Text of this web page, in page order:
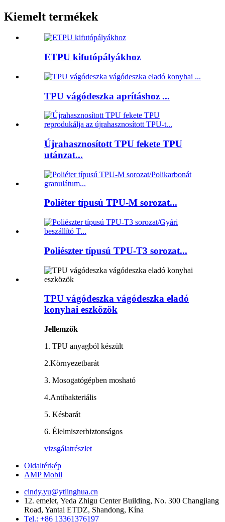
Kiemelt termékek
ETPU kifutópályákhoz
TPU vágódeszka aprításhoz ...
Újrahasznosított TPU fekete TPU
utánzat...
Poliéter típusú TPU-M sorozat...
Poliészter típusú TPU-T3 sorozat...
TPU vágódeszka vágódeszka eladó
konyhai eszközök
Jellemzők
1. TPU anyagból készült
2.Környezetbarát
3. Mosogatógépben mosható
4.Antibakteriális
5. Késbarát
6. Élelmiszerbiztonságos
vizsgálatrészlet
Oldaltérkép
AMP Mobil
cindy.yu@ytlinghua.cn
12. emelet, Yeda Zhigu Center Building, No. 300 Changjiang
Road, Yantai ETDZ, Shandong, Kína
Tel.: +86 13361376197